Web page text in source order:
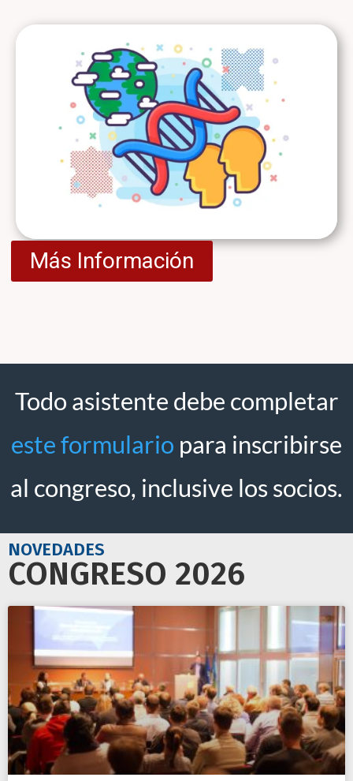
Más Información
Todo asistente debe completar
este formulario para inscribirse
al congreso, inclusive los socios.
NOVEDADES
CONGRESO 2026